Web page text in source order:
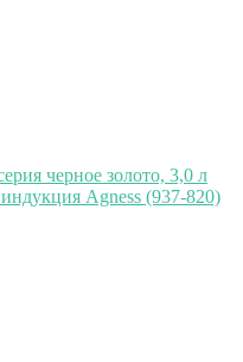
черное золото, 3,0 л
Agness (937-820)